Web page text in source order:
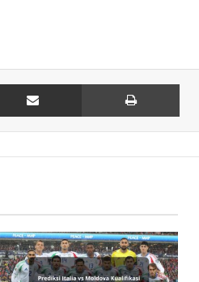
Share via Email